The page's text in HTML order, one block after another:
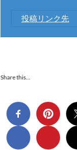
投稿リンク先
Share this…